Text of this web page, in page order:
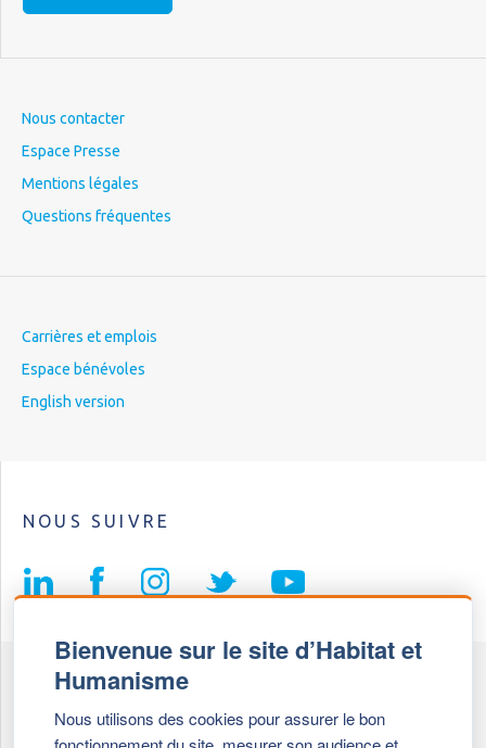
Bienvenue sur le site d’Habitat et
Humanisme
Nous utilisons des cookies pour assurer le bon
Nous contacter
Espace Presse
Mentions légales
Questions fréquentes
Carrières et emplois
Espace bénévoles
English version
NOUS SUIVRE